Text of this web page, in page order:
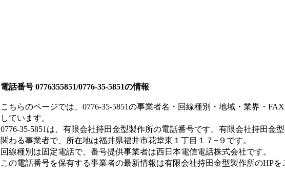
電話番号 0776355851/0776-35-5851の情報
こちらのページでは、 0776-35-5851の事業者名・回線種別・地域・業界・
しています。
0776-35-5851 は、 有限会社持田金型製作所の電話番号です。 有限会社持田金
関わる事業者で、所在地は福井県福井市花堂東１丁目１７−９ です。
回線種別は固定電話で、番号提供事業者は西日本電信電話株式会社です。
この電話番号を保有する事業者の最新情報は有限会社持田金型製作所のHPを